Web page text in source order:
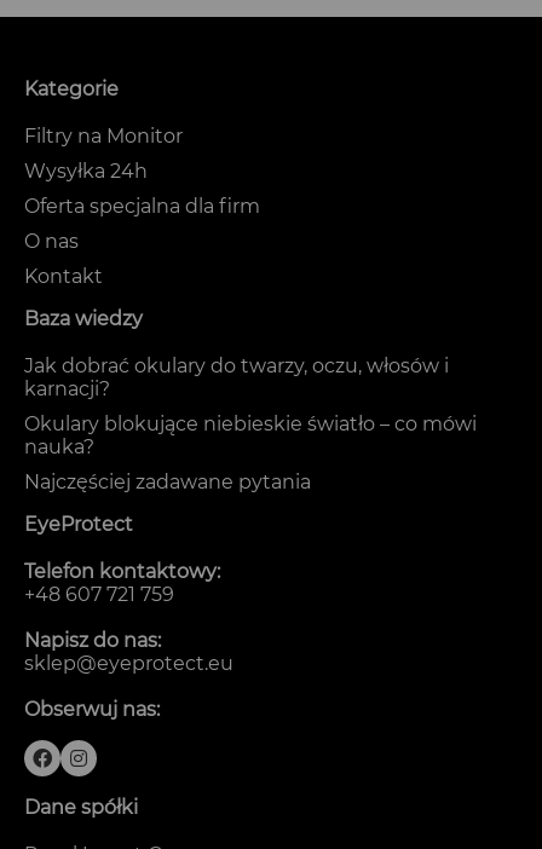
Kategorie
Filtry na Monitor
Wysyłka 24h
Oferta specjalna dla firm
O nas
Kontakt
Baza wiedzy
Jak dobrać okulary do twarzy, oczu, włosów i
karnacji?
Okulary blokujące niebieskie światło – co mówi
nauka?
Najczęściej zadawane pytania
EyeProtect
Telefon kontaktowy:
+48 607 721 759
Napisz do nas:
sklep@eyeprotect.eu
Obserwuj nas:
Dane spółki